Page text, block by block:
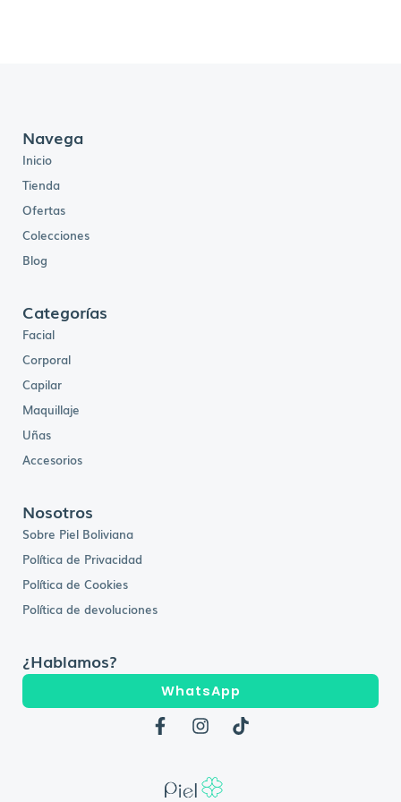
Navega
Inicio
Tienda
Ofertas
Colecciones
Blog
Categorías
Facial
Corporal
Capilar
Maquillaje
Uñas
Accesorios
Nosotros
Sobre Piel Boliviana
Política de Privacidad
Política de Cookies
Política de devoluciones
¿Hablamos?
WhatsApp
F
a
b
I
n
a
T
i